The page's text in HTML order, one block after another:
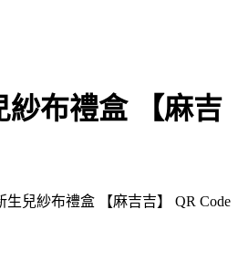
紗布禮盒 【麻吉